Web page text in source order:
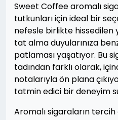
Sweet Coffee aromalı
tutkunları için ideal bir
nefesle birlikte hissedilen
tat alma duyularınıza
patlaması yaşatıyor. Bu
tadından farklı olarak,
notalarıyla ön plana
tatmin edici bir deneyim
Aromalı sigaraların